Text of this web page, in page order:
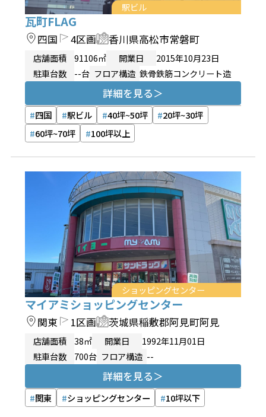
駅ビル
瓦町FLAG
四国 4区画 香川県高松市常磐町
店舗面積 91106㎡ 開業日
2015年10月23日
駐車台数
--台 フロア構造 鉄骨鉄筋コンクリート造
詳細を見る
四国 駅ビル 40坪~50坪
20坪~30坪
60坪~70坪
100坪以上
ショッピングセンター
マイアミショッピングセンター
関東 1区画 茨城県稲敷郡阿見町阿見
店舗面積 38㎡ 開業日
1992年11月01日
駐車台数
700台 フロア構造 --
詳細を見る
関東 ショッピングセンター 10坪以下